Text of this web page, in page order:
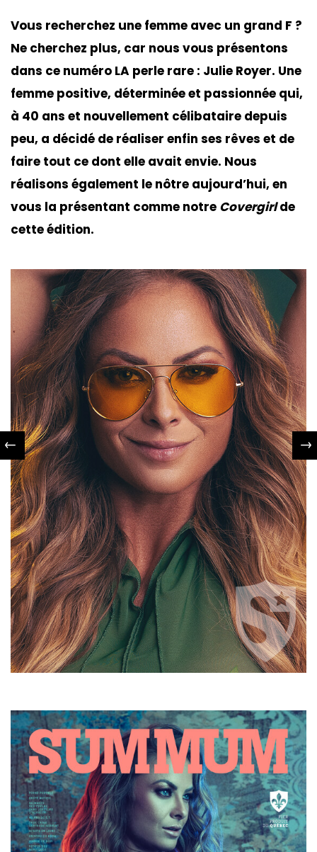
Vous recherchez une femme avec un grand F ?
Ne cherchez plus, car nous vous présentons
dans ce numéro LA perle rare : Julie Royer. Une
femme positive, déterminée et passionnée qui,
à 40 ans et nouvellement célibataire depuis
peu, a décidé de réaliser enfin ses rêves et de
faire tout ce dont elle avait envie. Nous
réalisons également le nôtre aujourd’hui, en
vous la présentant comme notre Covergirlde
cette édition.